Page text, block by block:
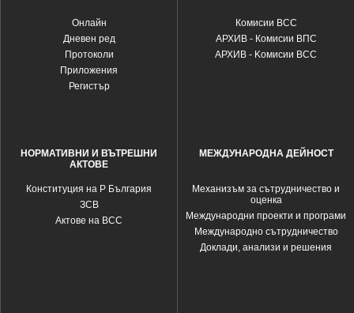
Oнлайн
Дневен ред
Протоколи
Приложения
Регистър
Комисии ВСС
АРХИВ - Комисии ВПС
АРХИВ - Kомисии ВСС
НОРМАТИВНИ И ВЪТРЕШНИ
АКТОВЕ
Конституция на Р България
ЗСВ
Актове на ВСС
МЕЖДУНАРОДНА ДЕЙНОСТ
Механизъм за сътрудничество и
оценка
Международни проекти и програми
Международно сътрудничество
Доклади, анализи и решения